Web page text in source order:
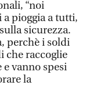
“noi
pioggia a tutti,
sicurezza.
perchè i soldi
che raccoglie
vanno spesi
la